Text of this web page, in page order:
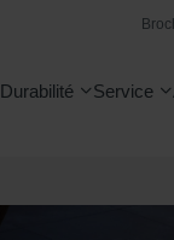
Durabilité Service